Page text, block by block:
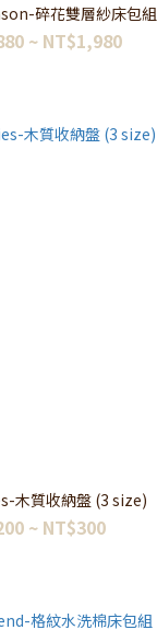
碎花雙層紗床包組
~ NT$1,980
木質收納盤 (3 size)
~ NT$300